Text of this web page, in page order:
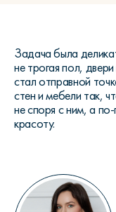
Задача была
не трогая пол,
стал отправной
стен и мебели так,
не споря с ним, а по-
красоту.